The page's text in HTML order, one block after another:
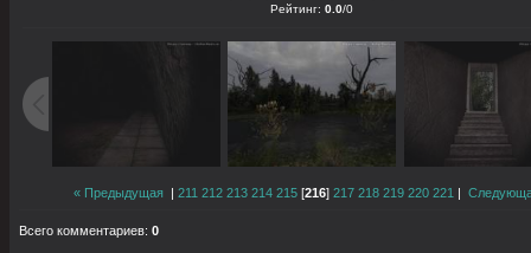
Рейтинг: 0.0/0
« Предыдущая | 211 212 213 214 215 [216] 217 218 219 220 221 |
Всего комментариев: 0